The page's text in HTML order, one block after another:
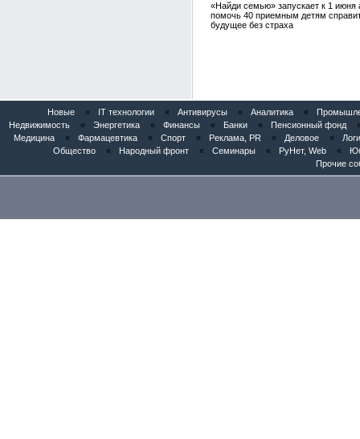
«Найди семью» запускает к 1
помочь 40 приемным детям
будущее без страха
Новые « IT технологии « Антивирусы « Аналитика «
Недвижимость
« Энергетика « Финансы « Банки « Пенсионный фонд
Медицина
« Фармацевтика « Спорт « Реклама, PR « Деловое «
Общество
« Народный фронт « Семинары « РуНет, Web «
Прочие